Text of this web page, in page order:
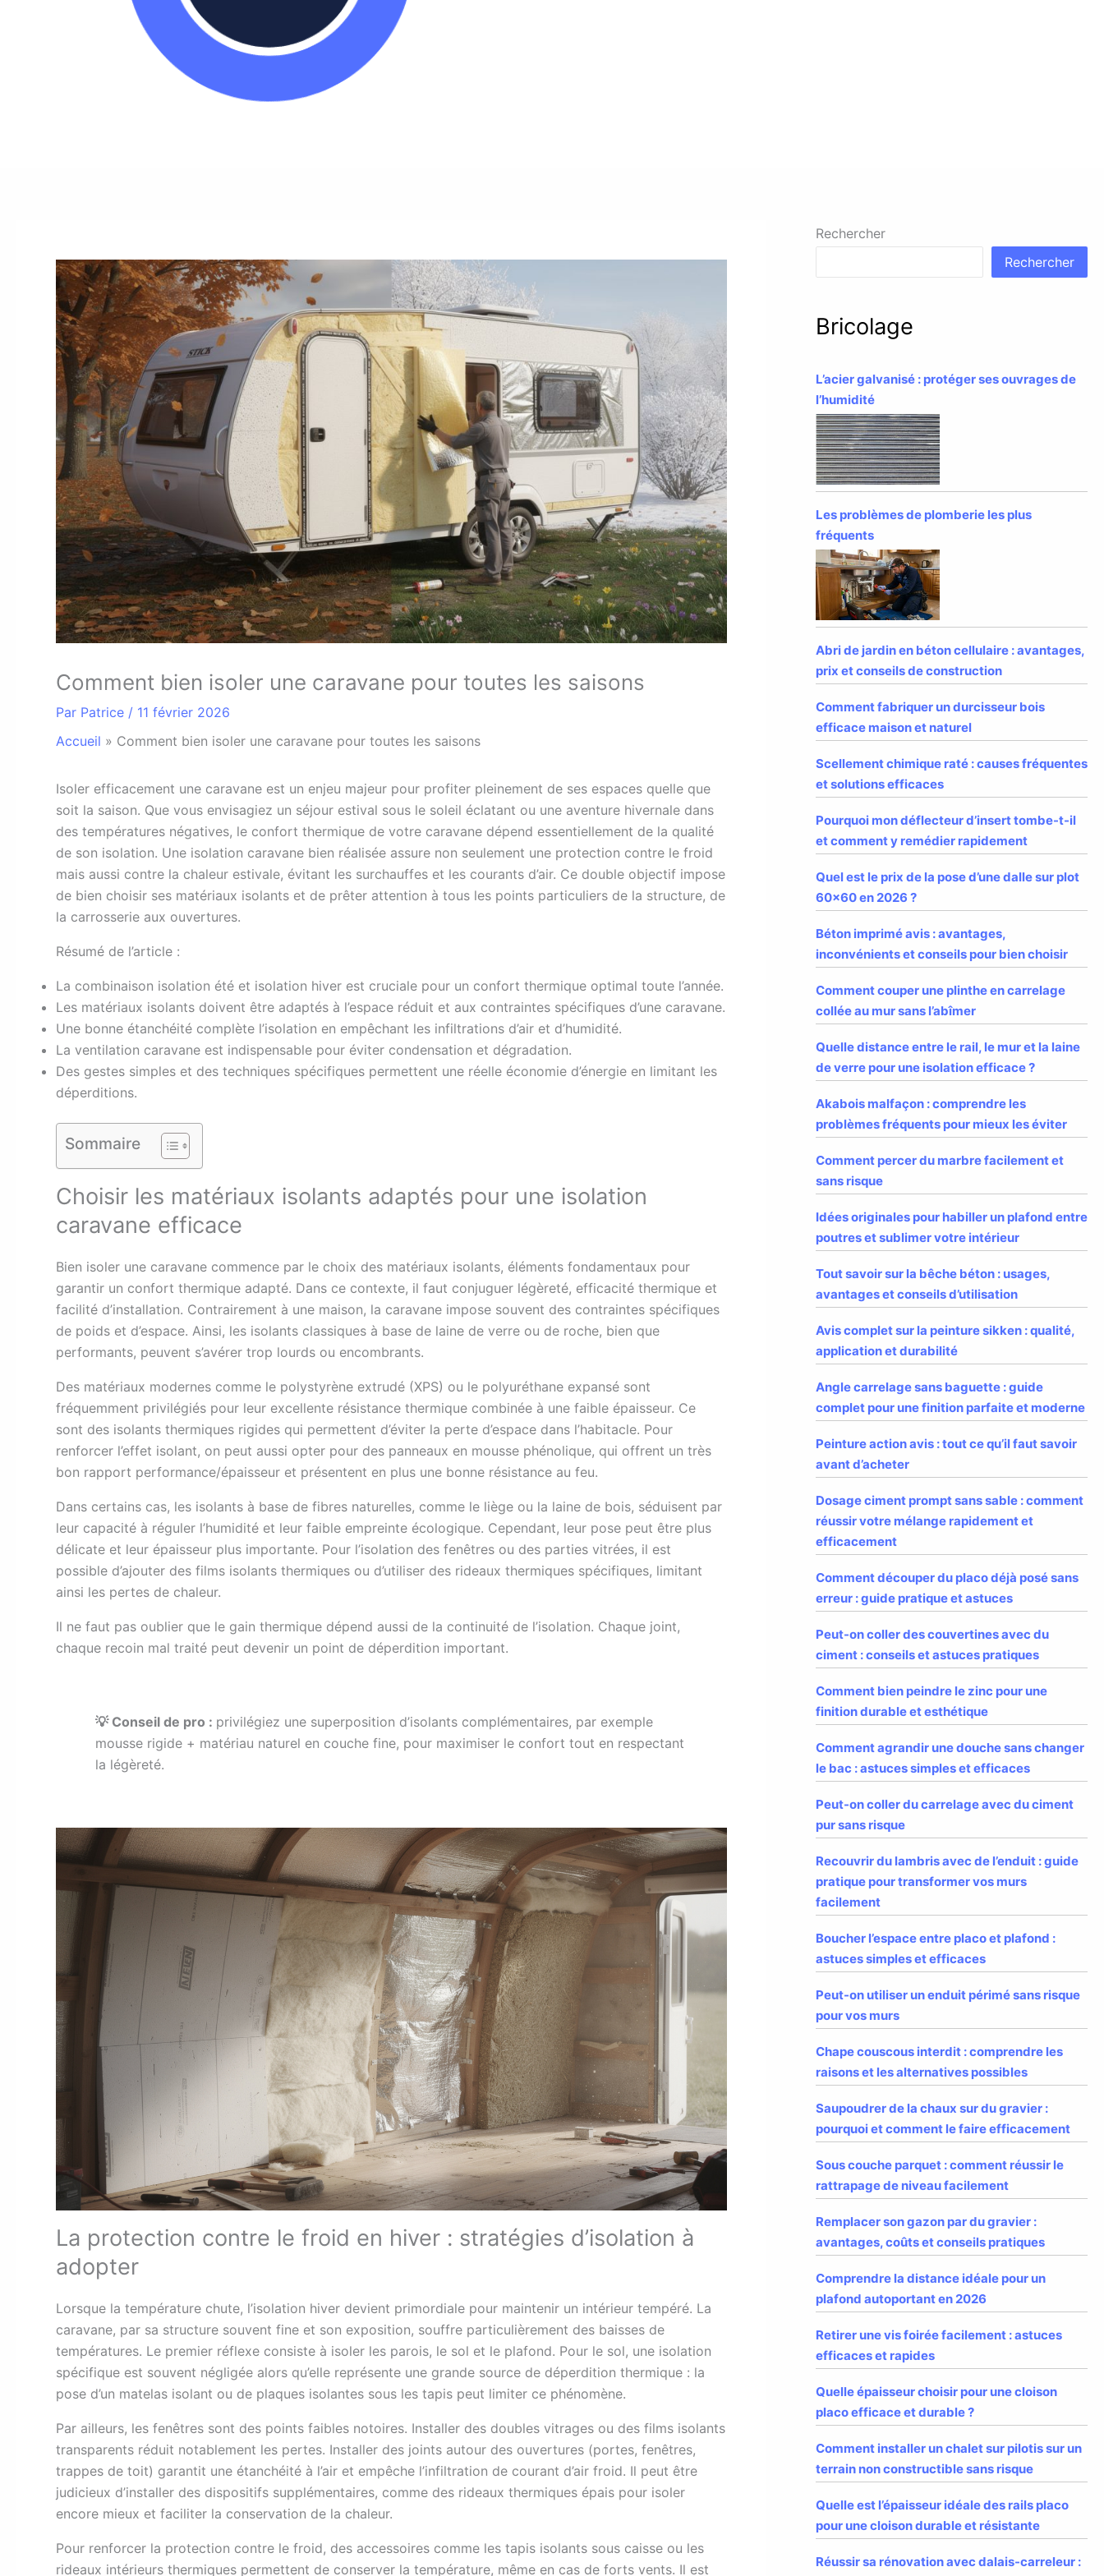
Comment bien isoler une caravane pour toutes les saisons
Par Patrice / 11 février 2026
Accueil » Comment bien isoler une caravane pour toutes les saisons
Isoler efficacement une caravane est un enjeu majeur pour profiter pleinement de ses espaces quelle que
soit la saison. Que vous envisagiez un séjour estival sous le soleil éclatant ou une aventure hivernale dans
des températures négatives, le confort thermique de votre caravane dépend essentiellement de la qualité
de son isolation. Une isolation caravane bien réalisée assure non seulement une protection contre le froid
mais aussi contre la chaleur estivale, évitant les surchauffes et les courants d’air. Ce double objectif impose
de bien choisir ses matériaux isolants et de prêter attention à tous les points particuliers de la structure, de
la carrosserie aux ouvertures.
Résumé de l’article :
La combinaison isolation été et isolation hiver est cruciale pour un confort thermique optimal toute l’année.
Les matériaux isolants doivent être adaptés à l’espace réduit et aux contraintes spécifiques d’une caravane.
Une bonne étanchéité complète l’isolation en empêchant les infiltrations d’air et d’humidité.
La ventilation caravane est indispensable pour éviter condensation et dégradation.
Des gestes simples et des techniques spécifiques permettent une réelle économie d’énergie en limitant les
déperditions.
Sommaire
Choisir les matériaux isolants adaptés pour une isolation
caravane efficace
Bien isoler une caravane commence par le choix des matériaux isolants, éléments fondamentaux pour
garantir un confort thermique adapté. Dans ce contexte, il faut conjuguer légèreté, efficacité thermique et
facilité d’installation. Contrairement à une maison, la caravane impose souvent des contraintes spécifiques
de poids et d’espace. Ainsi, les isolants classiques à base de laine de verre ou de roche, bien que
performants, peuvent s’avérer trop lourds ou encombrants.
Des matériaux modernes comme le polystyrène extrudé (XPS) ou le polyuréthane expansé sont
fréquemment privilégiés pour leur excellente résistance thermique combinée à une faible épaisseur. Ce
sont des isolants thermiques rigides qui permettent d’éviter la perte d’espace dans l’habitacle. Pour
renforcer l’effet isolant, on peut aussi opter pour des panneaux en mousse phénolique, qui offrent un très
bon rapport performance/épaisseur et présentent en plus une bonne résistance au feu.
Dans certains cas, les isolants à base de fibres naturelles, comme le liège ou la laine de bois, séduisent par
leur capacité à réguler l’humidité et leur faible empreinte écologique. Cependant, leur pose peut être plus
délicate et leur épaisseur plus importante. Pour l’isolation des fenêtres ou des parties vitrées, il est
possible d’ajouter des films isolants thermiques ou d’utiliser des rideaux thermiques spécifiques, limitant
ainsi les pertes de chaleur.
Il ne faut pas oublier que le gain thermique dépend aussi de la continuité de l’isolation. Chaque joint,
chaque recoin mal traité peut devenir un point de déperdition important.
💡 Conseil de pro : privilégiez une superposition d’isolants complémentaires, par exemple
mousse rigide + matériau naturel en couche fine, pour maximiser le confort tout en respectant
la légèreté.
La protection contre le froid en hiver : stratégies d’isolation à
adopter
Lorsque la température chute, l’isolation hiver devient primordiale pour maintenir un intérieur tempéré. La
caravane, par sa structure souvent fine et son exposition, souffre particulièrement des baisses de
températures. Le premier réflexe consiste à isoler les parois, le sol et le plafond. Pour le sol, une isolation
spécifique est souvent négligée alors qu’elle représente une grande source de déperdition thermique : la
pose d’un matelas isolant ou de plaques isolantes sous les tapis peut limiter ce phénomène.
Par ailleurs, les fenêtres sont des points faibles notoires. Installer des doubles vitrages ou des films isolants
transparents réduit notablement les pertes. Installer des joints autour des ouvertures (portes, fenêtres,
trappes de toit) garantit une étanchéité à l’air et empêche l’infiltration de courant d’air froid. Il peut être
judicieux d’installer des dispositifs supplémentaires, comme des rideaux thermiques épais pour isoler
encore mieux et faciliter la conservation de la chaleur.
Pour renforcer la protection contre le froid, des accessoires comme les tapis isolants sous caisse ou les
rideaux intérieurs thermiques permettent de conserver la température, même en cas de forts vents. Il est
Rechercher
Rechercher
Bricolage
L’acier galvanisé : protéger ses ouvrages de
l’humidité
Les problèmes de plomberie les plus
fréquents
Abri de jardin en béton cellulaire : avantages,
prix et conseils de construction
Comment fabriquer un durcisseur bois
efficace maison et naturel
Scellement chimique raté : causes fréquentes
et solutions efficaces
Pourquoi mon déflecteur d’insert tombe-t-il
et comment y remédier rapidement
Quel est le prix de la pose d’une dalle sur plot
60×60 en 2026 ?
Béton imprimé avis : avantages,
inconvénients et conseils pour bien choisir
Comment couper une plinthe en carrelage
collée au mur sans l’abîmer
Quelle distance entre le rail, le mur et la laine
de verre pour une isolation efficace ?
Akabois malfaçon : comprendre les
problèmes fréquents pour mieux les éviter
Comment percer du marbre facilement et
sans risque
Idées originales pour habiller un plafond entre
poutres et sublimer votre intérieur
Tout savoir sur la bêche béton : usages,
avantages et conseils d’utilisation
Avis complet sur la peinture sikken : qualité,
application et durabilité
Angle carrelage sans baguette : guide
complet pour une finition parfaite et moderne
Peinture action avis : tout ce qu’il faut savoir
avant d’acheter
Dosage ciment prompt sans sable : comment
réussir votre mélange rapidement et
efficacement
Comment découper du placo déjà posé sans
erreur : guide pratique et astuces
Peut-on coller des couvertines avec du
ciment : conseils et astuces pratiques
Comment bien peindre le zinc pour une
finition durable et esthétique
Comment agrandir une douche sans changer
le bac : astuces simples et efficaces
Peut-on coller du carrelage avec du ciment
pur sans risque
Recouvrir du lambris avec de l’enduit : guide
pratique pour transformer vos murs
facilement
Boucher l’espace entre placo et plafond :
astuces simples et efficaces
Peut-on utiliser un enduit périmé sans risque
pour vos murs
Chape couscous interdit : comprendre les
raisons et les alternatives possibles
Saupoudrer de la chaux sur du gravier :
pourquoi et comment le faire efficacement
Sous couche parquet : comment réussir le
rattrapage de niveau facilement
Remplacer son gazon par du gravier :
avantages, coûts et conseils pratiques
Comprendre la distance idéale pour un
plafond autoportant en 2026
Retirer une vis foirée facilement : astuces
efficaces et rapides
Quelle épaisseur choisir pour une cloison
placo efficace et durable ?
Comment installer un chalet sur pilotis sur un
terrain non constructible sans risque
Quelle est l’épaisseur idéale des rails placo
pour une cloison durable et résistante
Réussir sa rénovation avec dalais-carreleur :